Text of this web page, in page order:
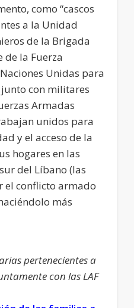
como “cascos
a la Unidad
de la Brigada
la Fuerza
Unidas para
con militares
Armadas
unidos para
y el acceso de la
hogares en las
del Líbano (las
el conflicto armado
más
pertenecientes a
con las LAF